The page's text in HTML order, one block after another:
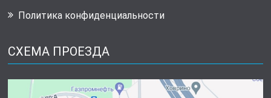
Политика конфиденциальности
СХЕМА ПРОЕЗДА